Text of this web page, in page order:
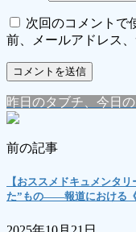
次回のコメントで
前、メールアドレス
昨日のタブチ、今日
前の記事
【おススメドキュメンタ
た”もの――報道における